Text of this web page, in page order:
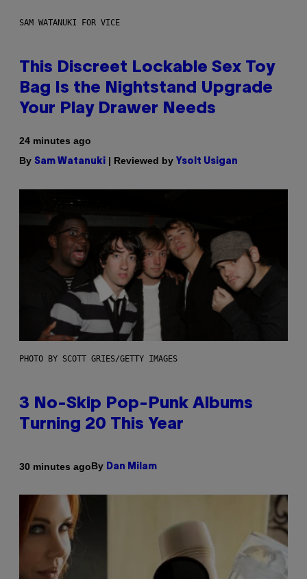
SAM WATANUKI FOR VICE
This Discreet Lockable Sex Toy
Bag Is the Nightstand Upgrade
Your Play Drawer Needs
24 minutes ago
By Sam Watanuki | Reviewed by Ysolt Usigan
PHOTO BY SCOTT GRIES/GETTY IMAGES
3 No-Skip Pop-Punk Albums
Turning 20 This Year
30 minutes agoBy Dan Milam